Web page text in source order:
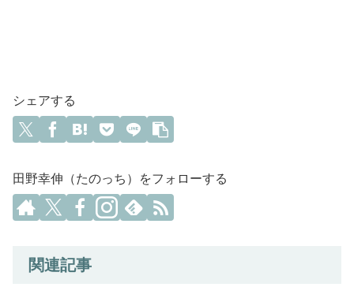
シェアする
田野幸伸（たのっち）をフォローする
関連記事